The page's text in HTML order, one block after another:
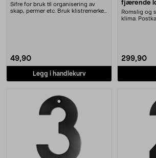
Sifre for bruk til organisering av
skap, permer etc. Bruk klistremerker
49,90
Legg i handlekurv
fjærende
Romslig og
klima.
299,90